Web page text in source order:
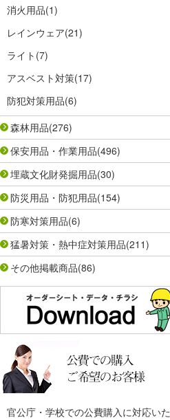
消火用品(1)
レインウェア(21)
ライト (7)
アスベスト対策(17)
防犯対策用品(6)
森林用品(276)
保安用品・作業用品(496)
埋蔵文化財発掘用品(30)
防災用品・防犯用品(154)
防寒対策用品(6)
猛暑対策・熱中症対策用品(211)
その他掲載商品(86)
官公庁・学校での公費購入に対応いた